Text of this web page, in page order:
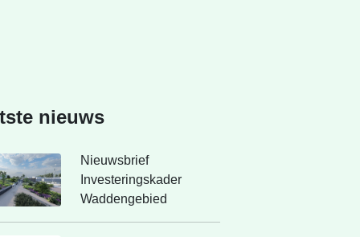
nieuws
Nieuwsbrief
Investeringskader
Waddengebied